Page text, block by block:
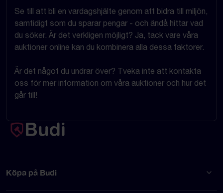
Se till att bli en vardagshjälte genom att bidra till miljön,
samtidigt som du sparar pengar - och ändå hittar vad
du söker. Är det verkligen möjligt? Ja, tack vare våra
auktioner online kan du kombinera alla dessa faktorer.
Är det något du undrar över? Tveka inte att kontakta
oss för mer information om våra auktioner och hur det
går till!
Köpa på Budi